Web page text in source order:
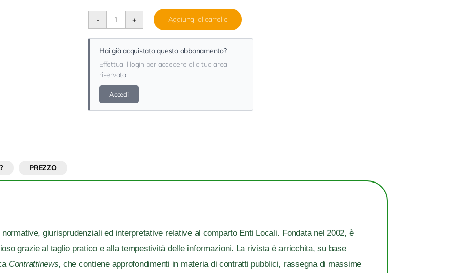
Entilocalinews
quantità
Aggiungi al carrello
Hai già acquistato questo abbonamento?
Effettua il login per accedere alla tua area
riservata.
Accedi
PREZZO
giurisprudenziali ed interpretative relative al comparto Enti Locali. Fondata nel 2002, è
grazie al taglio pratico e alla tempestività delle informazioni. La rivista è arricchita, su base
Contrattinews, che contiene approfondimenti in materia di contratti pubblici, rassegna di massime